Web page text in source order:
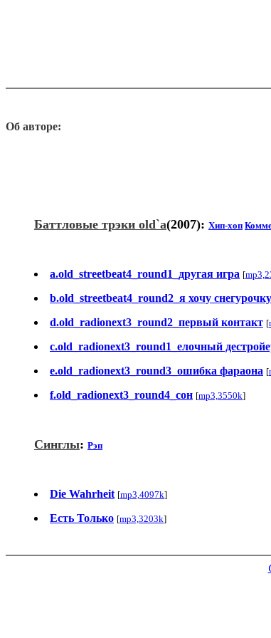
Об авторе:
Баттловые трэки old`а(2007): Хип-хоп
a.old_streetbeat4_round1_другая игра [
b.old_streetbeat4_round2_я хочу снегурочку
d.old_radionext3_round2_первый контакт [
c.old_radionext3_round1_елочный
e.old_radionext3_round3_ошибка фараона [
f.old_radionext3_round4_сон [mp3,3550k]
Синглы: Рэп
Die Wahrheit [mp3,4097k]
Есть Только [mp3,3203k]